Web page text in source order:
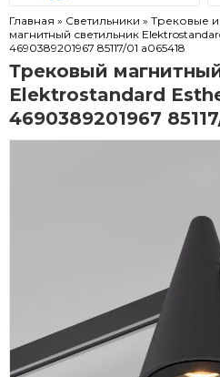
Главная » Светильники » Трековые
магнитный светильник
4690389201967 85117/01 a065418
Трековый
Elektrostandard
4690389201967